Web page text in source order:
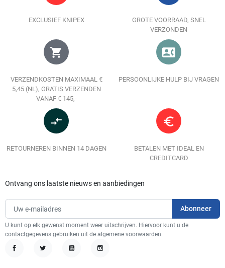
EXCLUSIEF KNIPEX
GROTE VOORRAAD, SNEL
VERZONDEN
shopping_cart
VERZENDKOSTEN MAXIMAAL €
5,45 (NL), GRATIS VERZENDEN
VANAF € 145,-
contact_phone
PERSOONLIJKE HULP BIJ VRAGEN
compare_arrows
RETOURNEREN BINNEN 14 DAGEN
euro_symbol
BETALEN MET IDEAL EN
CREDITCARD
Ontvang ons laatste nieuws en aanbiedingen
U kunt op elk gewenst moment weer uitschrijven. Hiervoor kunt u de
contactgegevens gebruiken uit de algemene voorwaarden.